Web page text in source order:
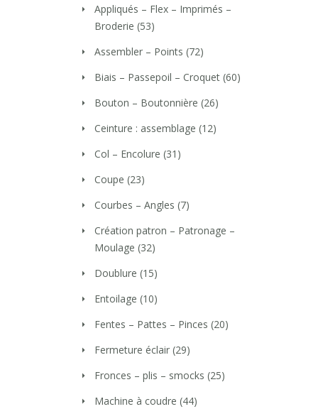
Appliqués – Flex – Imprimés –
Broderie (53)
Assembler – Points (72)
Biais – Passepoil – Croquet (60)
Bouton – Boutonnière (26)
Ceinture : assemblage (12)
Col – Encolure (31)
Coupe (23)
Courbes – Angles (7)
Création patron – Patronage –
Moulage (32)
Doublure (15)
Entoilage (10)
Fentes – Pattes – Pinces (20)
Fermeture éclair (29)
Fronces – plis – smocks (25)
Machine à coudre (44)